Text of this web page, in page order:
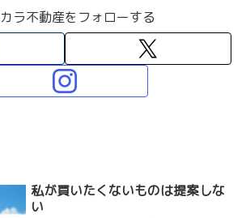
ラ不動産をフォローする
私が買いたくないものは提案しな
い